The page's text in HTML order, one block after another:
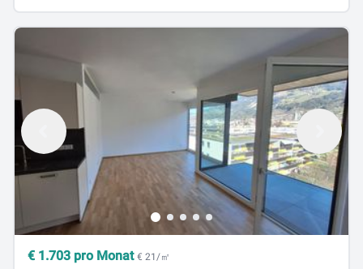
€ 1.703 pro Monat € 21/㎡